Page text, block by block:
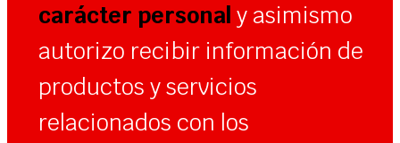
carácter personal y asimismo
autorizo recibir información de
productos y servicios
relacionados con los